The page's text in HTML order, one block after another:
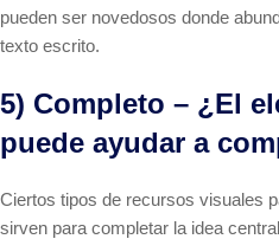
pueden ser novedosos donde
texto escrito.
5) Completo – ¿El
puede ayudar a
Ciertos tipos de recursos visuales
sirven para completar la idea